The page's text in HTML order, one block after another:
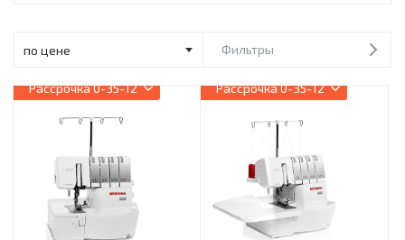
Фильтры для воды
Сантехника
Фильтры
Рассрочка0-35-12 Рассрочка0-35-12